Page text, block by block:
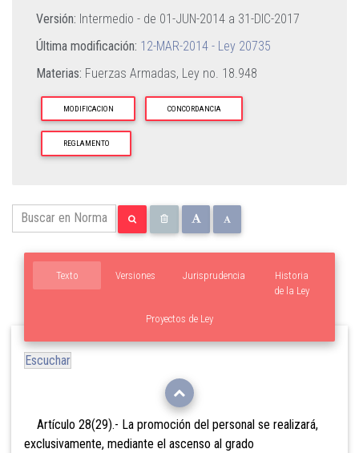
Versión: Intermedio - de 01-JUN-2014 a 31-DIC-2017
Última modificación: 12-MAR-2014 - Ley 20735
Materias: Fuerzas Armadas, Ley no. 18.948
MODIFICACION CONCORDANCIA
REGLAMENTO
Texto Versiones Jurisprudencia
Proyectos de Ley
Historia
de la Ley
Escuchar
Artículo 28(29).- La promoción del personal se realizará,
exclusivamente, mediante el ascenso al grado